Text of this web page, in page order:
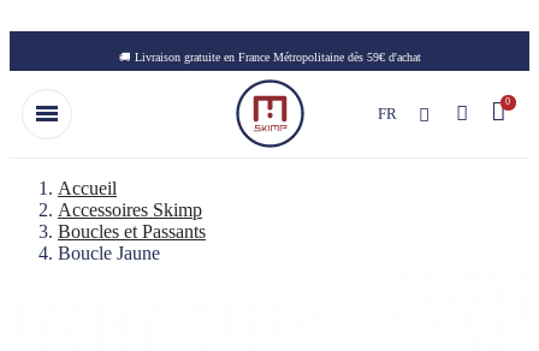
🚚 Livraison gratuite en France Métropolitaine dès 59€ d'achat
FR
Accueil
Accessoires Skimp
Boucles et Passants
Boucle Jaune